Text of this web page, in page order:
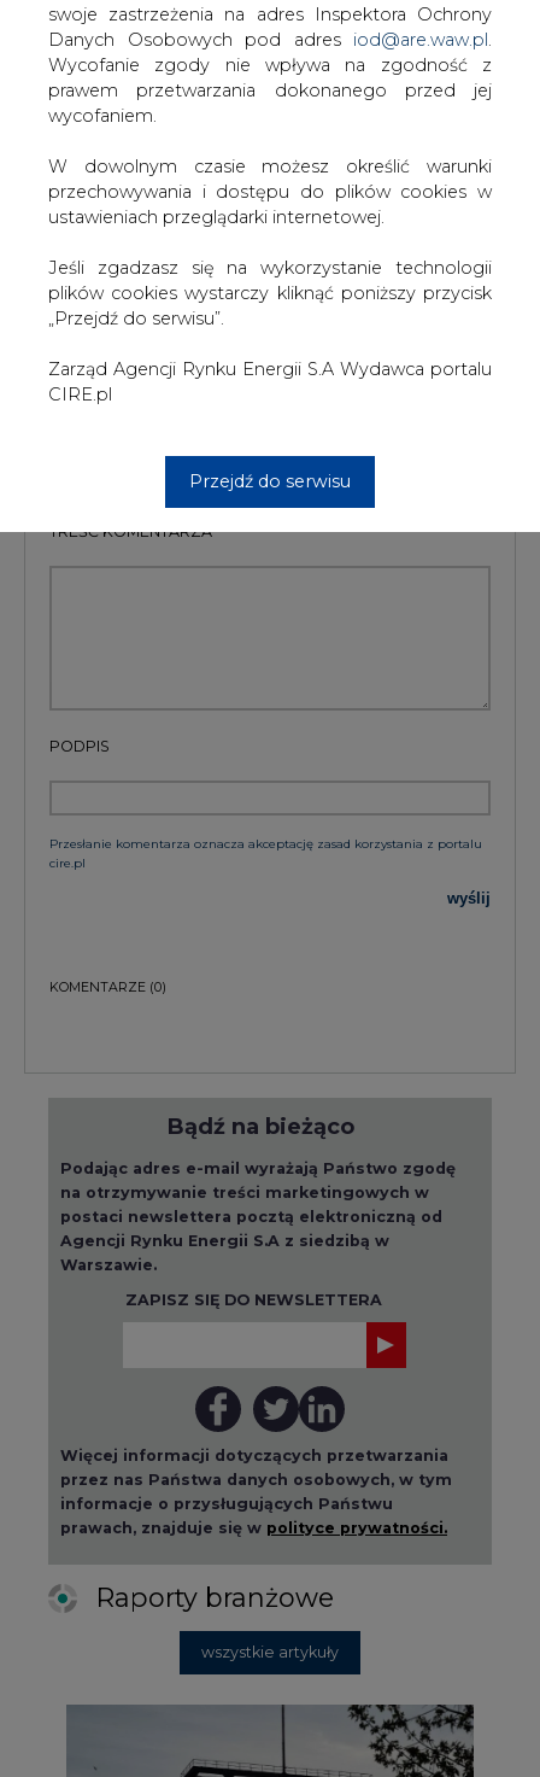
swoje zastrzeżenia na adres Inspektora Ochrony
Danych Osobowych pod adres iod@are.waw.pl
Wycofanie zgody nie wpływa na zgodność z
prawem przetwarzania dokonanego przed jej
wycofaniem.
W dowolnym czasie możesz określić warunki
przechowywania i dostępu do plików cookies w
ustawieniach przeglądarki internetowej.
Jeśli zgadzasz się na wykorzystanie technologii
plików cookies wystarczy kliknąć poniższy przycisk
„Przejdź do serwisu”.
Zarząd Agencji Rynku Energii S.A Wydawca portalu
CIRE.pl
Przejdź do serwisu
Ze względu na konieczność zapewnienia
bezpieczeństwa pracy Krajowego Systemu
Elektroenergetycznego, PSE Operator nie oferował w
ubiegłym roku zdolności przesyłowych w trybie
były oferowane w trybie miesięcznym i dobowym,
natomiast w kierunku „import” wyłącznie w trybie
dobowym.
#Energetyka #kraj
Artykuł powstał bez wsparcia narzędzi sztucznej inteligencji.
szkoleń treningowych LLM.
KOMENTARZE
TREŚĆ KOMENTARZA
PODPIS
Przesłanie komentarza oznacza akceptację zasad korzystania z portalu
cire.pl
wyślij
KOMENTARZE (0)
Bądź na bieżąco
Podając adres e-mail wyrażają Państwo zgodę
na otrzymywanie treści marketingowych w
postaci newslettera pocztą elektroniczną od
Agencji Rynku Energii S.A z siedzibą w
Warszawie.
ZAPISZ SIĘ DO NEWSLETTERA
Więcej informacji dotyczących przetwarzania
przez nas Państwa danych osobowych, w tym
informacje o przysługujących Państwu
prawach, znajduje się w polityce prywatności.
Raporty branżowe
wszystkie artykuły